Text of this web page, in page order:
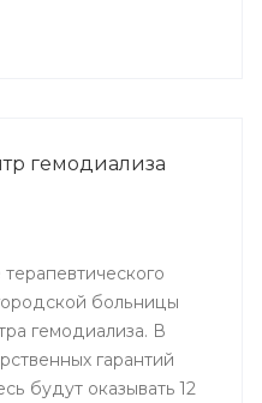
С новыми
старших
гемодиализа
больницы
гемодиализа. В
гарантий
будут оказывать 12